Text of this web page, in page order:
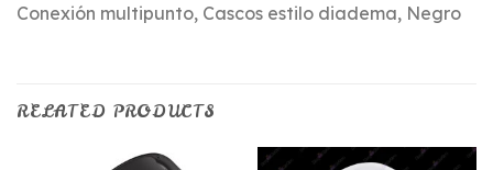
Conexión multipunto, Cascos estilo diadema, Negro
RELATED PRODUCTS